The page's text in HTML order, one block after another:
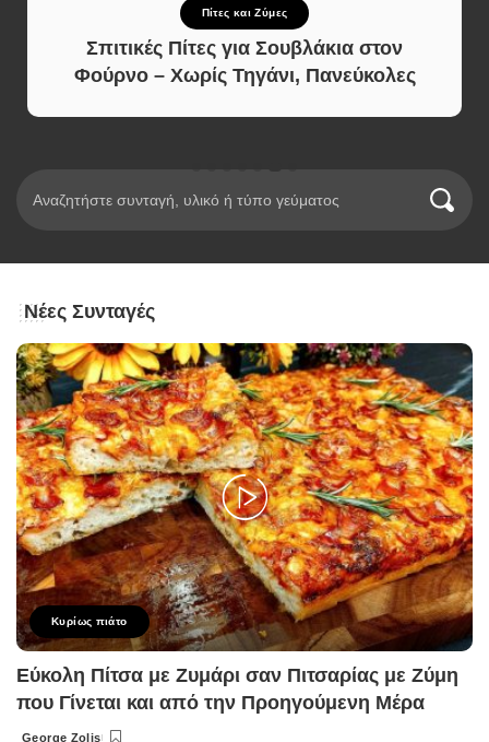
Πίτες και Ζύμες
Σπιτικές Πίτες για Σουβλάκια στον
Φούρνο – Χωρίς Τηγάνι, Πανεύκολες
Νέες Συνταγές
Κυρίως πιάτο
Εύκολη Πίτσα με Ζυμάρι σαν Πιτσαρίας με Ζύμη
που Γίνεται και από την Προηγούμενη Μέρα
George Zolis